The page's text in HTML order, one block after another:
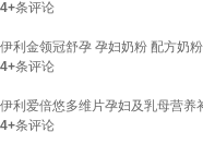
4+条评论
伊利金领冠舒孕 孕妇奶粉 配方奶
4+条评论
伊利爱倍悠多维片孕妇及乳母营
4+条评论